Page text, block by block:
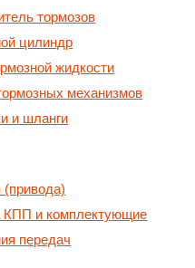
тормозов
цилиндр
жидкости
механизмов
и шланги
КПП и комплектующие
передач